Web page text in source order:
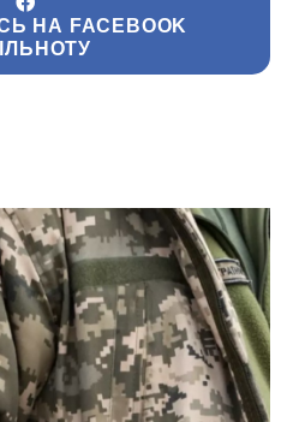
НА FACEBOOK